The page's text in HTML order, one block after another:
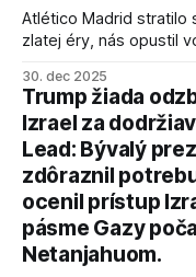
Atlético Madrid stratilo
zlatej éry, nás opustil
30. dec 2025
Trump žiada
Izrael za
Lead: Bývalý
zdôraznil
ocenil prístup
pásme Gazy
Netanjahuom.